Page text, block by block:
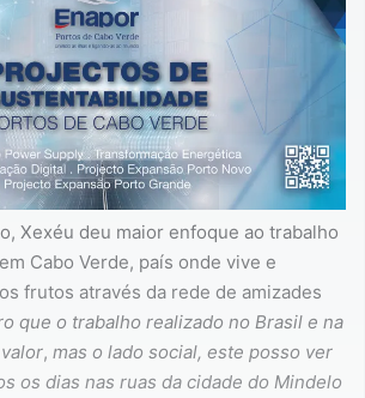
Xexéu deu maior enfoque ao trabalho
Cabo Verde, país onde vive e
frutos através da rede de amizades
que o trabalho realizado no Brasil e na
, mas o lado social, este posso ver
os dias nas ruas da cidade do Mindelo